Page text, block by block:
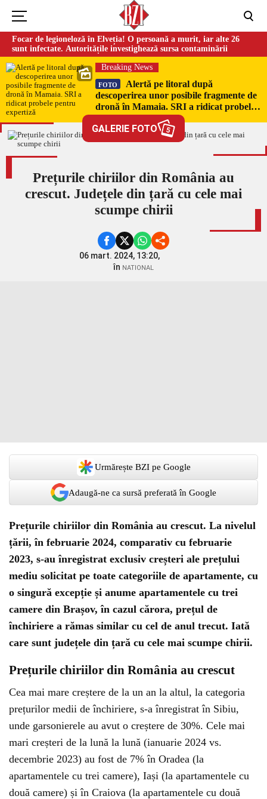
Focar de legioneloză în Elveția! O persoană a murit, iar alte 26
sunt infectate. Autoritățile investighează sursa contaminării
Breaking News
FOTO
Alertă pe litoral după
descoperirea unor posibile fragmente de
dronă în Mamaia. SRI a ridicat probele
pentru expertiză
GALERIE FOTO 5
Prețurile chiriilor din România au
crescut. Județele din țară cu cele mai
scumpe chirii
06 mart. 2024, 13:20,
în NATIONAL
Urmărește BZI pe Google
Adaugă-ne ca sursă preferată în Google
Prețurile chiriilor din România au crescut. La nivelul
țării, în februarie 2024, comparativ cu februarie
2023, s-au înregistrat exclusiv creșteri ale prețului
mediu solicitat pe toate categoriile de apartamente, cu
o singură excepție și anume apartamentele cu trei
camere din Brașov, în cazul cărora, prețul de
închiriere a rămas similar cu cel de anul trecut. Iată
care sunt județele din țară cu cele mai scumpe chirii.
Prețurile chiriilor din România au crescut
Cea mai mare creștere de la un an la altul, la categoria
prețurilor medii de închiriere, s-a înregistrat în Sibiu,
unde garsonierele au avut o creștere de 30%. Cele mai
mari creșteri de la lună la lună (ianuarie 2024 vs.
decembrie 2023) au fost de 7% în Oradea (la
apartamentele cu trei camere), Iași (la apartamentele cu
două camere) și în Craiova (la apartamentele cu două